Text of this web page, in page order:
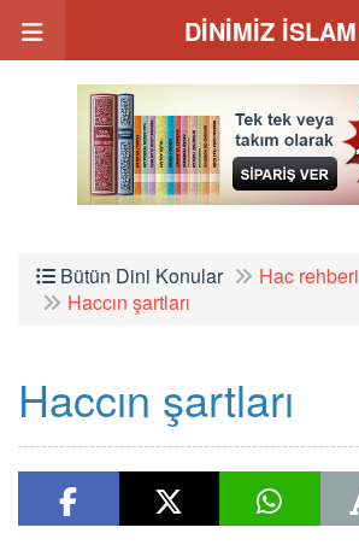
DİNİMİZ İSLAM
Bütün Dini Konular
Hac rehberi
Haccın şartları
Haccın şartları